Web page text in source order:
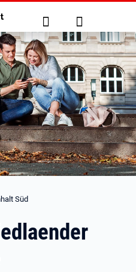
Suche Anmelden
Süd